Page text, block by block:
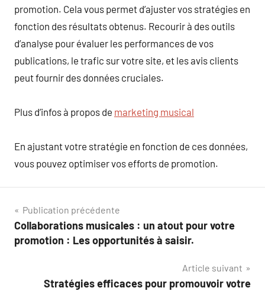
promotion. Cela vous permet d’ajuster vos stratégies en
fonction des résultats obtenus. Recourir à des outils
d’analyse pour évaluer les performances de vos
publications, le trafic sur votre site, et les avis clients
peut fournir des données cruciales.
Plus d’infos à propos de marketing musical
En ajustant votre stratégie en fonction de ces données,
vous pouvez optimiser vos efforts de promotion.
Navigation
de
Publication précédente
Collaborations musicales : un atout pour votre
promotion : Les opportunités à saisir.
Article suivant
Stratégies efficaces pour promouvoir votre